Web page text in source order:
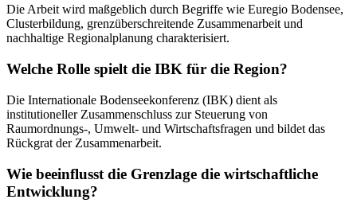
Die Arbeit wird maßgeblich durch Begriffe wie Euregio Bodensee,
Clusterbildung, grenzüberschreitende Zusammenarbeit und
nachhaltige Regionalplanung charakterisiert.
Welche Rolle spielt die IBK für die Region?
Die Internationale Bodenseekonferenz (IBK) dient als
institutioneller Zusammenschluss zur Steuerung von
Raumordnungs-, Umwelt- und Wirtschaftsfragen und bildet das
Rückgrat der Zusammenarbeit.
Wie beeinflusst die Grenzlage die wirtschaftliche
Entwicklung?